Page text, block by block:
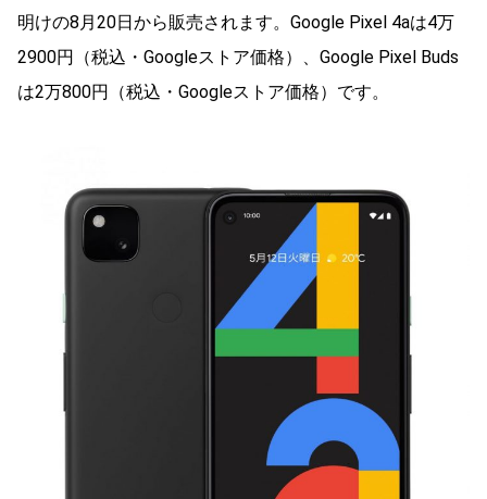
明けの8月20日から販売されます。Google Pixel 4aは4万
2900円（税込・Googleストア価格）、Google Pixel Buds
は2万800円（税込・Googleストア価格）です。